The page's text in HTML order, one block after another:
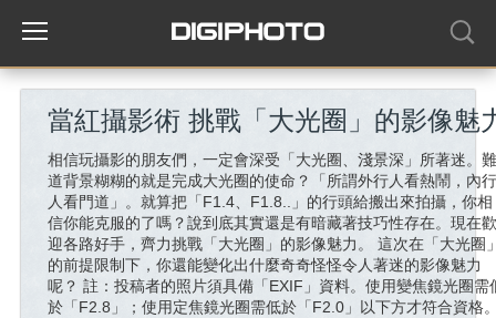
當紅攝影術 挑戰「大光圈」的影像魅
相信玩攝影的朋友們，一定會深受「大光圈、淺景深」所著迷。
道背景糊糊的就是完成大光圈的使命？「所謂外行人看熱鬧，內
人看門道」。就算把「F1.4、F1.8..」的行頭給搬出來拍攝，你相
信你能克服的了嗎？說到底其實還是有暗藏著技巧性存在。現在
迎各路好手，齊力挑戰「大光圈」的影像魅力。 這次在「大光圈
的前提限制下，你還能變化出什麼奇奇怪怪令人著迷的影像魅力
呢？ 註：投稿者的照片須具備「EXIF」資料。使用變焦鏡光圈需
於「F2.8」；使用定焦鏡光圈需低於「F2.0」以下方才符合資格